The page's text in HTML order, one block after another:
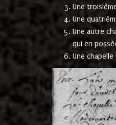
Une
Une
Une autre
qui en
Une chapelle